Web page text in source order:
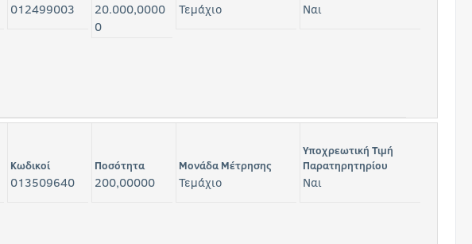
012499003
20.000,0000
0
Τεμάχιο Ναι
Κωδικοί
013509640
Ποσότητα
200,00000
Μονάδα Μέτρησης
Τεμάχιο
Υποχρεωτική Τιμή
Παρατηρητηρίου
Ναι